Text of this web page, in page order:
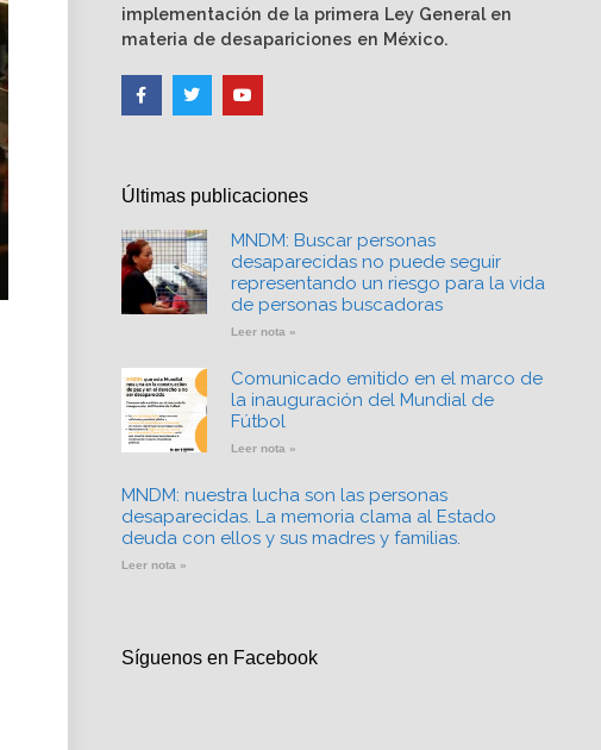
implementación de la primera Ley General en
materia de desapariciones en México.
Últimas publicaciones
MNDM: Buscar personas
desaparecidas no puede seguir
representando un riesgo para la vida
de personas buscadoras
Leer nota »
Comunicado emitido en el marco de
la inauguración del Mundial de
Fútbol
Leer nota »
MNDM: nuestra lucha son las personas
desaparecidas. La memoria clama al Estado
deuda con ellos y sus madres y familias.
Leer nota »
Síguenos en Facebook